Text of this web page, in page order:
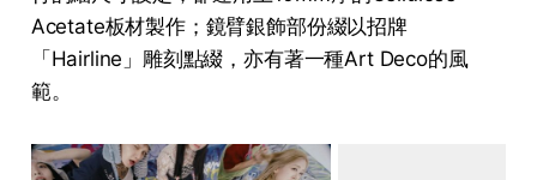
Acetate板材製作；鏡臂銀飾部份綴以招牌
「Hairline」雕刻點綴，亦有著一種Art Deco的風
範。